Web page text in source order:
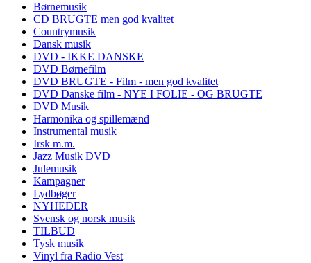
Børnemusik
CD BRUGTE men god kvalitet
Countrymusik
Dansk musik
DVD - IKKE DANSKE
DVD Børnefilm
DVD BRUGTE - Film - men god kvalitet
DVD Danske film - NYE I FOLIE - OG BRUGTE
DVD Musik
Harmonika og spillemænd
Instrumental musik
Irsk m.m.
Jazz Musik DVD
Julemusik
Kampagner
Lydbøger
NYHEDER
Svensk og norsk musik
TILBUD
Tysk musik
Vinyl fra Radio Vest